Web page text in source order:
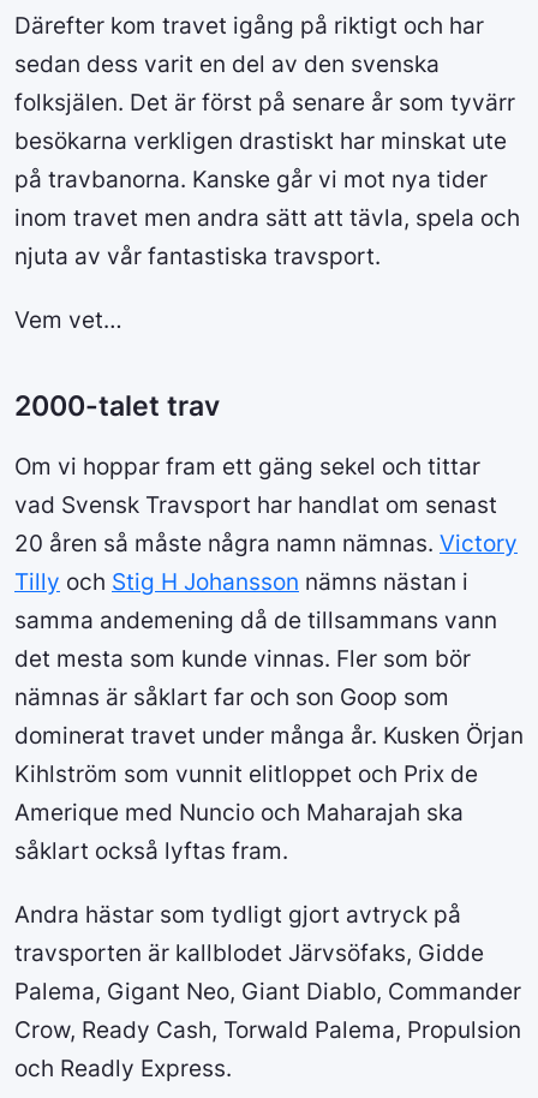
Därefter kom travet igång på riktigt och har
sedan dess varit en del av den svenska
folksjälen. Det är först på senare år som tyvärr
besökarna verkligen drastiskt har minskat ute
på travbanorna. Kanske går vi mot nya tider
inom travet men andra sätt att tävla, spela och
njuta av vår fantastiska travsport.
Vem vet…
2000-talet trav
Om vi hoppar fram ett gäng sekel och tittar
vad Svensk Travsport har handlat om senast
20 åren så måste några namn nämnas. Victory
Tilly och Stig H Johansson nämns nästan i
samma andemening då de tillsammans vann
det mesta som kunde vinnas. Fler som bör
nämnas är såklart far och son Goop som
dominerat travet under många år. Kusken Örjan
Kihlström som vunnit elitloppet och Prix de
Amerique med Nuncio och Maharajah ska
såklart också lyftas fram.
Andra hästar som tydligt gjort avtryck på
travsporten är kallblodet Järvsöfaks, Gidde
Palema, Gigant Neo, Giant Diablo, Commander
Crow, Ready Cash, Torwald Palema, Propulsion
och Readly Express.